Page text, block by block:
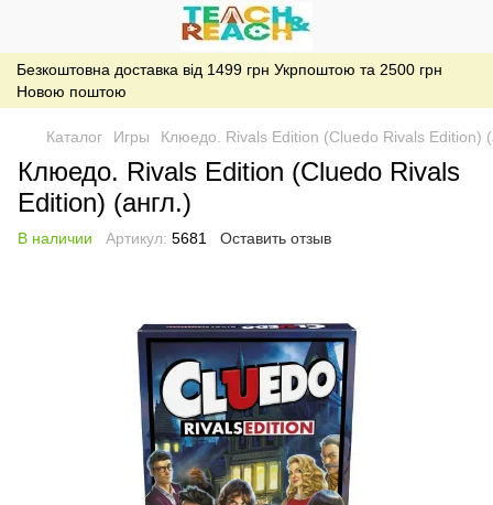
Безкоштовна доставка від 1499 грн Укрпоштою та 2500 грн
Новою поштою
Каталог Игры Клюедо. Rivals Edition (Cluedo Rivals Edition)
Клюедо. Rivals Edition (Cluedo Rivals
Edition) (англ.)
В наличии Артикул: 5681 Оставить отзыв